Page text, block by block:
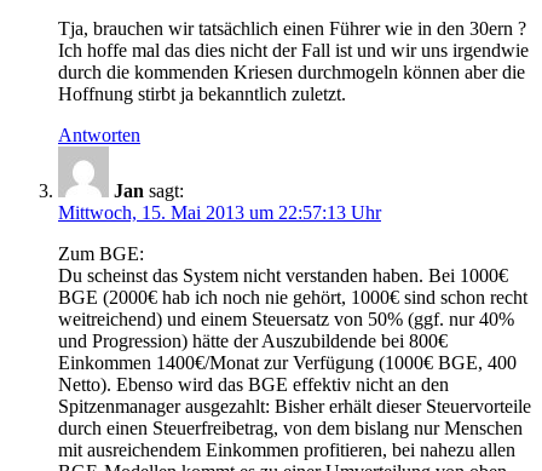
Tja, brauchen wir tatsächlich einen Führer wie in den 30ern ?
Ich hoffe mal das dies nicht der Fall ist und wir uns irgendwie
durch die kommenden Kriesen durchmogeln können aber die
Hoffnung stirbt ja bekanntlich zuletzt.
Antworten
Jan sagt:
Mittwoch, 15. Mai 2013 um 22:57:13 Uhr
Zum BGE:
Du scheinst das System nicht verstanden haben. Bei 1000€
BGE (2000€ hab ich noch nie gehört, 1000€ sind schon recht
weitreichend) und einem Steuersatz von 50% (ggf. nur 40%
und Progression) hätte der Auszubildende bei 800€
Einkommen 1400€/Monat zur Verfügung (1000€ BGE, 400
Netto). Ebenso wird das BGE effektiv nicht an den
Spitzenmanager ausgezahlt: Bisher erhält dieser Steuervorteile
durch einen Steuerfreibetrag, von dem bislang nur Menschen
mit ausreichendem Einkommen profitieren, bei nahezu allen